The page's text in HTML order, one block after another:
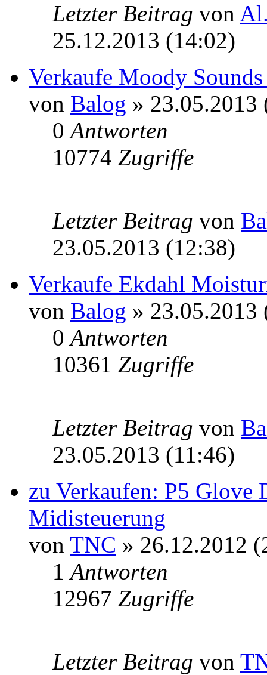
Letzter Beitrag von
25.12.2013 (14:02)
Verkaufe Moody
von Balog » 23.05.2013
0Antworten
10774 Zugriffe
Letzter Beitrag von
23.05.2013 (12:38)
Verkaufe Ekdahl
von Balog » 23.05.2013
0Antworten
10361 Zugriffe
Letzter Beitrag von
23.05.2013 (11:46)
zu Verkaufen: P5 Glove
Midisteuerung
von TNC » 26.12.2012
1Antworten
12967 Zugriffe
Letzter Beitrag von